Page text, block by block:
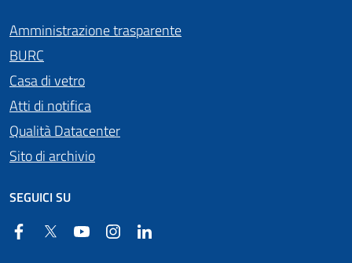
Amministrazione trasparente
BURC
Casa di vetro
Atti di notifica
Qualità Datacenter
Sito di archivio
SEGUICI SU
FacebookTwitter YouTube Instagram